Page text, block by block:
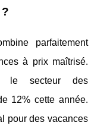
parfaitement
à prix maîtrisé.
le secteur des
12% cette année.
pour des vacances